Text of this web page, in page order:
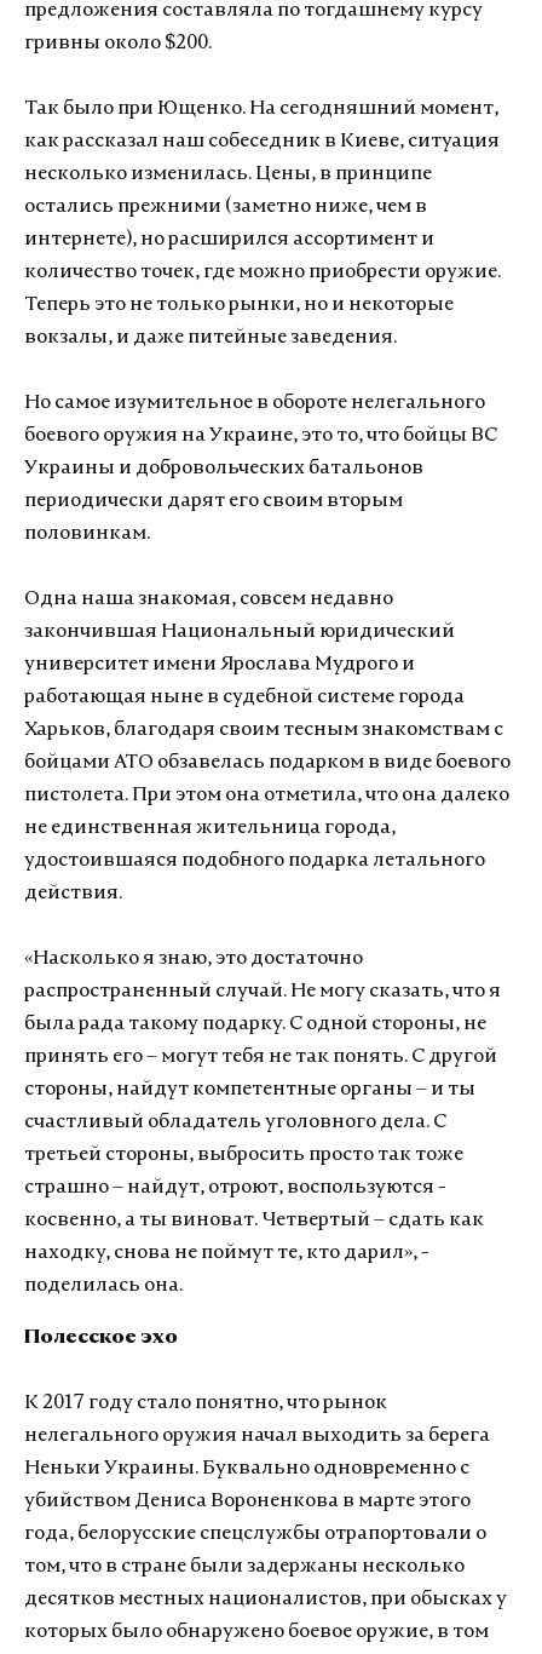
предложения составляла по тогдашнему курсу
гривны около $200.
Так было при Ющенко. На сегодняшний момент,
как рассказал наш собеседник в Киеве, ситуация
несколько изменилась. Цены, в принципе
остались прежними (заметно ниже, чем в
интернете), но расширился ассортимент и
количество точек, где можно приобрести оружие.
Теперь это не только рынки, но и некоторые
вокзалы, и даже питейные заведения.
Но самое изумительное в обороте нелегального
боевого оружия на Украине, это то, что бойцы ВС
Украины и добровольческих батальонов
периодически дарят его своим вторым
половинкам.
Одна наша знакомая, совсем недавно
закончившая Национальный юридический
университет имени Ярослава Мудрого и
работающая ныне в судебной системе города
Харьков, благодаря своим тесным знакомствам с
бойцами АТО обзавелась подарком в виде боевого
пистолета. При этом она отметила, что она далеко
не единственная жительница города,
удостоившаяся подобного подарка летального
действия.
«Насколько я знаю, это достаточно
распространенный случай. Не могу сказать, что я
была рада такому подарку. С одной стороны, не
принять его – могут тебя не так понять. С другой
стороны, найдут компетентные органы – и ты
счастливый обладатель уголовного дела. С
третьей стороны, выбросить просто так тоже
страшно – найдут, отроют, воспользуются -
косвенно, а ты виноват. Четвертый – сдать как
находку, снова не поймут те, кто дарил», -
поделилась она.
Полесское эхо
К 2017 году стало понятно, что рынок
нелегального оружия начал выходить за берега
Неньки Украины. Буквально одновременно с
убийством Дениса Вороненкова в марте этого
года, белорусские спецслужбы отрапортовали о
том, что в стране были задержаны несколько
десятков местных националистов, при обысках у
которых было обнаружено боевое оружие, в том